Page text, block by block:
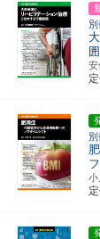
別
囲
別